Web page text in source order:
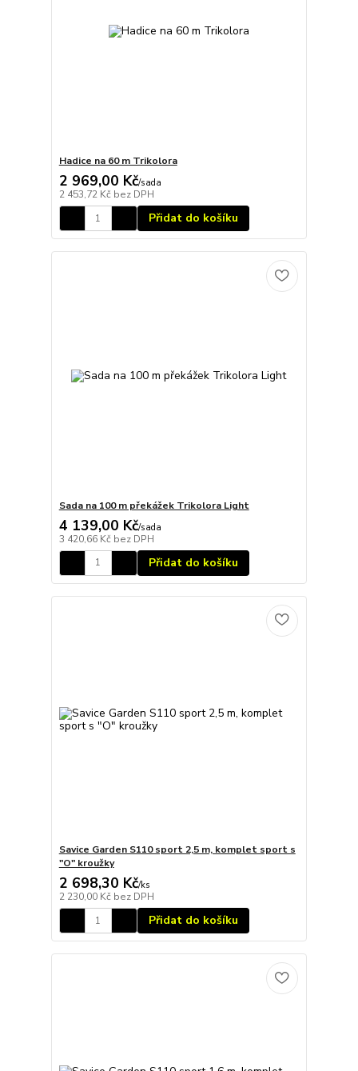
Hadice na 60 m Trikolora
2 969,00 Kč/sada
2 453,72 Kč bez DPH
Přidat do košíku
Sada na 100 m překážek Trikolora Light
4 139,00 Kč/sada
3 420,66 Kč bez DPH
Přidat do košíku
Savice Garden S110 sport 2,5 m, komplet sport s
"O" kroužky
2 698,30 Kč/ks
2 230,00 Kč bez DPH
Přidat do košíku